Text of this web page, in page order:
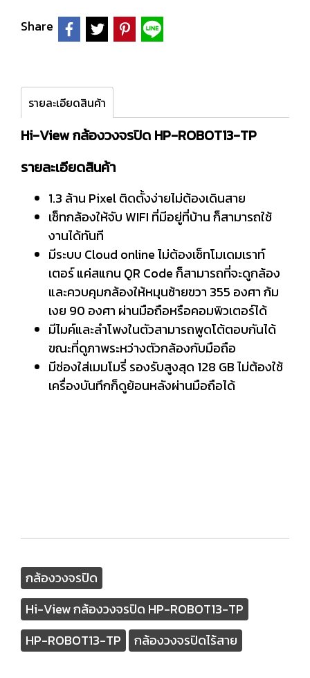
Share
รายละเอียดสินค้า
Hi-View กล้องวงจรปิด HP-ROBOT13-TP
รายละเอียดสินค้า
1.3 ล้าน Pixel ติดตั้งง่ายไม่ต้องเดินสาย
เซ็ทกล้องให้จับ WIFI ที่มีอยู่ที่บ้าน ก็สามารถใช้
งานได้ทันที
มีระบบ Cloud online ไม่ต้องเซ็ทโมเดมเราท์
เตอร์ แค่สแกน QR Code ก็สามารถที่จะดูกล้อง
และควบคุมกล้องให้หมุนซ้ายขวา 355 องศา ก้ม
เงย 90 องศา ผ่านมือถือหรือคอมพิวเตอร์ได้
มีไมค์และลำโพงในตัวสามารถพูดโต้ตอบกันได้
ขณะที่ดูภาพระหว่างตัวกล้องกับมือถือ
มีช่องใส่เมมโมรี่ รองรับสูงสุด 128 GB ไม่ต้องใช้
เครื่องบันทึกก็ดูย้อนหลังผ่านมือถือได้
กล้องวงจรปิด
Hi-View กล้องวงจรปิด HP-ROBOT13-TP
HP-ROBOT13-TP
กล้องวงจรปิดไร้สาย